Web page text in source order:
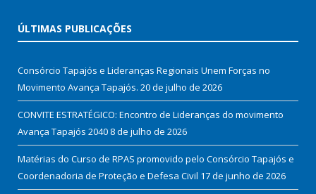
ÚLTIMAS PUBLICAÇÕES
Consórcio Tapajós e Lideranças Regionais Unem Forças no
Movimento Avança Tapajós. 20 de julho de 2026
CONVITE ESTRATÉGICO: Encontro de Lideranças do movimento
Avança Tapajós 2040 8 de julho de 2026
Matérias do Curso de RPAS promovido pelo Consórcio Tapajós e
Coordenadoria de Proteção e Defesa Civil 17 de junho de 2026